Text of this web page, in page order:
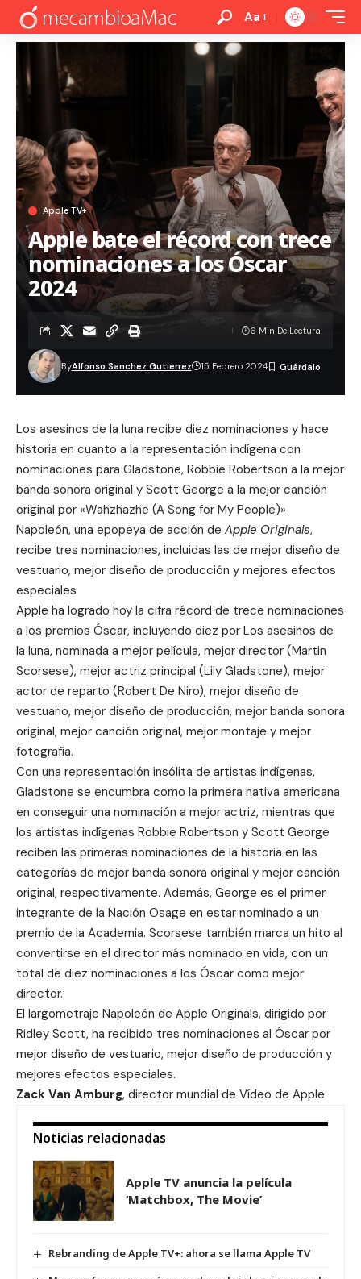
Aa
Apple TV+
Apple bate el récord con trece
nominaciones a los Óscar
2024
ByAlfonso Sanchez Gutierrez 15 Febrero 2024
6 Min De Lectura
Los asesinos de la luna recibe diez nominaciones y hace
historia en cuanto a la representación indígena con
nominaciones para Gladstone, Robbie Robertson a la mejor
banda sonora original y Scott George a la mejor canción
original por «Wahzhazhe (A Song for My People)»
Napoleón, una epopeya de acción de Apple Originals,
recibe tres nominaciones, incluidas las de mejor diseño de
vestuario, mejor diseño de producción y mejores efectos
especiales
Apple ha logrado hoy la cifra récord de trece nominaciones
a los premios Óscar, incluyendo diez por Los asesinos de
la luna, nominada a mejor película, mejor director (Martin
Scorsese), mejor actriz principal (Lily Gladstone), mejor
actor de reparto (Robert De Niro), mejor diseño de
vestuario, mejor diseño de producción, mejor banda sonora
original, mejor canción original, mejor montaje y mejor
fotografía.
Con una representación insólita de artistas indígenas,
Gladstone se encumbra como la primera nativa americana
en conseguir una nominación a mejor actriz, mientras que
los artistas indígenas Robbie Robertson y Scott George
reciben las primeras nominaciones de la historia en las
categorías de mejor banda sonora original y mejor canción
original, respectivamente. Además, George es el primer
integrante de la Nación Osage en estar nominado a un
premio de la Academia. Scorsese también marca un hito al
convertirse en el director más nominado en vida, con un
total de diez nominaciones a los Óscar como mejor
director.
El largometraje Napoleón de Apple Originals, dirigido por
Ridley Scott, ha recibido tres nominaciones al Óscar por
mejor diseño de vestuario, mejor diseño de producción y
mejores efectos especiales.
Zack Van Amburg, director mundial de Vídeo de Apple
Noticias relacionadas
Apple TV anuncia la película
‘Matchbox, The Movie’
Rebranding de Apple TV+: ahora se llama Apple TV